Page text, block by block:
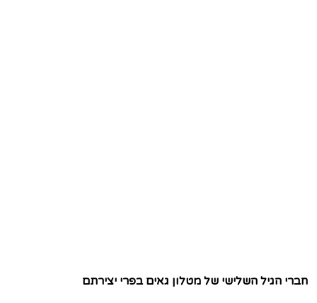
חברי הגיל השלישי של מטלון גאים בפרי יצירתם